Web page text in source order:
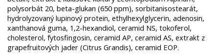
polysorbát 20, beta-glukan (650 ppm), sorbitanisostearát,
hydrolyzovaný lupinový protein, ethylhexylglycerin, adenosin,
xanthanová guma, 1,2-hexandiol, ceramid NS, tokoferol,
cholesterol, fytosfingosin, ceramid AP, ceramid AS, extrakt z
grapefruitových jader (Citrus Grandis), ceramid EOP.